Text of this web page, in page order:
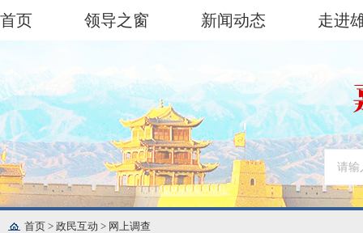
首页 领导之窗 新闻动态 走进
首页 > 政民互动 > 网上调查